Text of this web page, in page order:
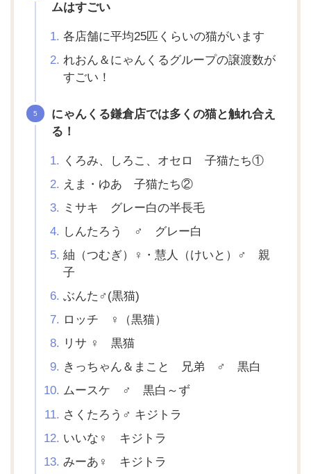
ムはすごい
各店舗に平均25匹くらいの猫がいます
れおん＆にゃんくるグループの譲渡数が
すごい！
にゃんくる鎌倉店では多くの猫と触れ合え
る！
くろみ、しろこ、オセロ 子猫たち①
えま・ゆあ 子猫たち②
ミサキ グレー白の半長毛
しんたろう ♂ グレー白
紬（つむぎ）♀・慧人（けいと）♂ 親
子
ぶんた♂(黒猫)
ロッチ ♀（黒猫）
リサ ♀ 黒猫
きっちゃん＆まこと 兄弟 ♂ 黒白
ムースケ ♂ 黒白～ず
さくたろう♂ キジトラ
いいな♀ キジトラ
みーあ♀ キジトラ